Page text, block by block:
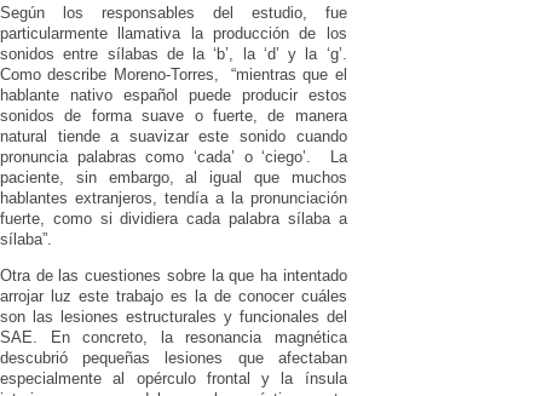
Según los responsables del estudio, fue
particularmente llamativa la producción de los
sonidos entre sílabas de la ‘b’, la ‘d’ y la ‘g’.
Como describe Moreno-Torres, “mientras que el
hablante nativo español puede producir estos
sonidos de forma suave o fuerte, de manera
natural tiende a suavizar este sonido cuando
pronuncia palabras como ‘cada’ o ‘ciego’. La
paciente, sin embargo, al igual que muchos
hablantes extranjeros, tendía a la pronunciación
fuerte, como si dividiera cada palabra sílaba a
sílaba”.
Otra de las cuestiones sobre la que ha intentado
arrojar luz este trabajo es la de conocer cuáles
son las lesiones estructurales y funcionales del
SAE. En concreto, la resonancia magnética
descubrió pequeñas lesiones que afectaban
especialmente al opérculo frontal y la ínsula